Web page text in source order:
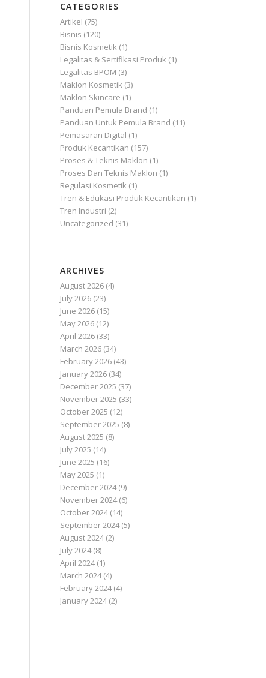
CATEGORIES
Artikel (75)
Bisnis (120)
Bisnis Kosmetik (1)
Legalitas & Sertifikasi Produk (1)
Legalitas BPOM (3)
Maklon Kosmetik (3)
Maklon Skincare (1)
Panduan Pemula Brand (1)
Panduan Untuk Pemula Brand (11)
Pemasaran Digital (1)
Produk Kecantikan (157)
Proses & Teknis Maklon (1)
Proses Dan Teknis Maklon (1)
Regulasi Kosmetik (1)
Tren & Edukasi Produk Kecantikan (1)
Tren Industri (2)
Uncategorized (31)
ARCHIVES
August 2026 (4)
July 2026 (23)
June 2026 (15)
May 2026 (12)
April 2026 (33)
March 2026 (34)
February 2026 (43)
January 2026 (34)
December 2025 (37)
November 2025 (33)
October 2025 (12)
September 2025 (8)
August 2025 (8)
July 2025 (14)
June 2025 (16)
May 2025 (1)
December 2024(9)
November 2024(6)
October 2024(14)
September 2024(5)
August 2024(2)
July 2024(8)
April 2024(1)
March 2024(4)
February 2024(4)
January 2024(2)